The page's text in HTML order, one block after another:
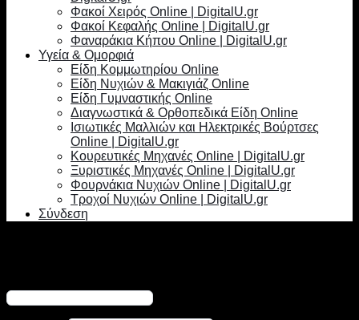
Φακοί Χειρός Online | DigitalU.gr
Φακοί Κεφαλής Online | DigitalU.gr
Φαναράκια Κήπου Online | DigitalU.gr
Υγεία & Ομορφιά
Είδη Κομμωτηρίου Online
Είδη Νυχιών & Μακιγιάζ Online
Είδη Γυμναστικής Online
Διαγνωστικά & Ορθοπεδικά Είδη Online
Ισιωτικές Μαλλιών και Ηλεκτρικές Βούρτσες
Online | DigitalU.gr
Κουρευτικές Μηχανές Online | DigitalU.gr
Ξυριστικές Μηχανές Online | DigitalU.gr
Φουρνάκια Νυχιών Online | DigitalU.gr
Τροχοί Νυχιών Online | DigitalU.gr
Σύνδεση